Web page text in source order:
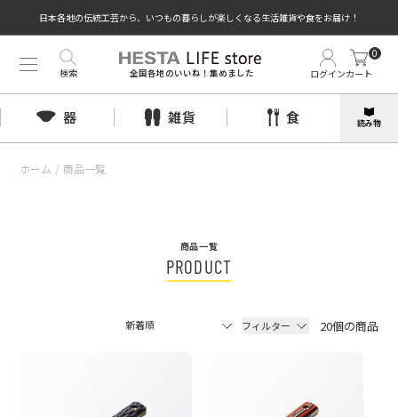
日本各地の伝統工芸から、いつもの暮らしが楽しくなる生活雑貨や食をお届け！
全国各地のいいね！集めました ログインカート
0
検索
器 雑貨 食 読み物
ホーム / 商品一覧
商品一覧
PRODUCT
フィルター 20個の商品